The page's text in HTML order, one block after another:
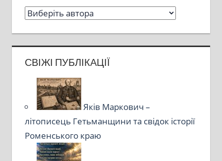
СВІЖІ ПУБЛІКАЦІЇ
Яків Маркович –
літописець Гетьманщини та свідок історії
Роменського краю